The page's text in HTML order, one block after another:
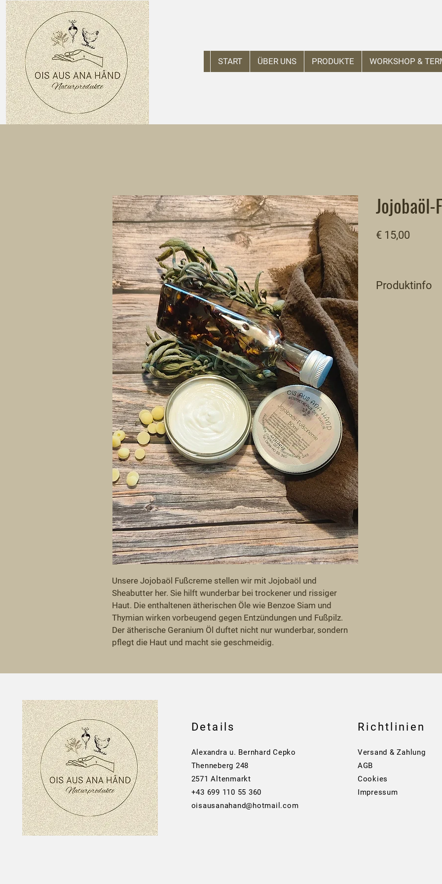
START ÜBER UNS PRODUKTE WORKSHOP &
Unsere Jojobaöl Fußcreme stellen wir mit Jojobaöl und
Sheabutter her. Sie hilft wunderbar bei trockener und rissiger
Haut. Die enthaltenen ätherischen Öle wie Benzoe Siam und
Thymian wirken vorbeugend gegen Entzündungen und Fußpilz.
Der ätherische Geranium Öl duftet nicht nur wunderbar, sondern
pflegt die Haut und macht sie geschmeidig.
€ 15,00
Produktinfo
Details
Alexandra u. Bernhard Cepko
Thenneberg 248
2571 Altenmarkt
+43 699 110 55 360
oisausanahand@hotmail.com
Richtlinien
Versand & Zahlung
AGB
Cookies
Impressum